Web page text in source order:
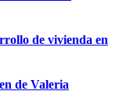
de vivienda en
de Valeria